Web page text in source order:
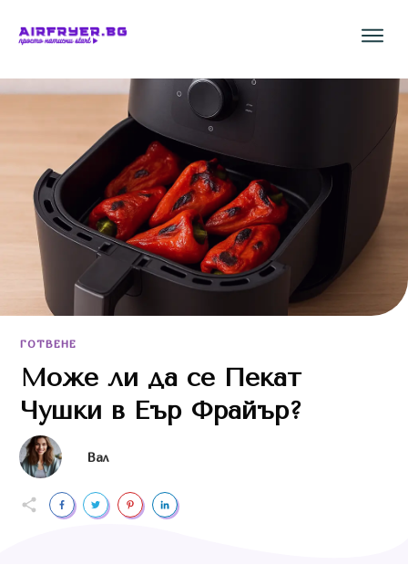
ГОТВЕНЕ
Може ли да се Пекат
Чушки в Еър Фрайър?
Вал